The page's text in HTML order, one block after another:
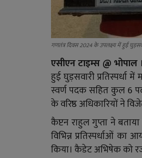
गणतंत्र दिवस 2024 के उपलक्ष्य में हुई
एसीएन टाइम्स @ भोपाल ।
हुई घुड़सवारी प्रतिस्पर्धा
स्वर्ण पदक सहित कुल 6
के वरिष्ठ अधिकारियों ने
कैप्टन राहुल गुप्ता ने
विभिन्न प्रतिस्पर्धाओं
किया। कैडेट अभिषेक को